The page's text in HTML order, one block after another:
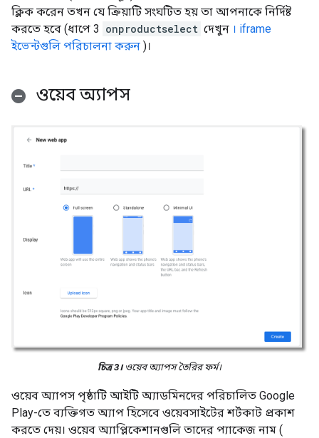
ক্লিক করেন তখন যে ক্রিয়াটি সংঘটিত হয় তা আপনাকে নির্দিষ্ট
করতে হবে (ধাপে 3 onproductselect দেখুন । iframe
ইভেন্টগুলি পরিচালনা করুন )।
ওয়েব অ্যাপস
চিত্র 3।ওয়েব অ্যাপস তৈরির ফর্ম।
ওয়েব অ্যাপস পৃষ্ঠাটি আইটি অ্যাডমিনদের পরিচালিত Google
Play-তে ব্যক্তিগত অ্যাপ হিসেবে ওয়েবসাইটের শর্টকাট প্রকাশ
করতে দেয়। ওয়েব অ্যাপ্লিকেশানগুলি তাদের প্যাকেজ নাম (